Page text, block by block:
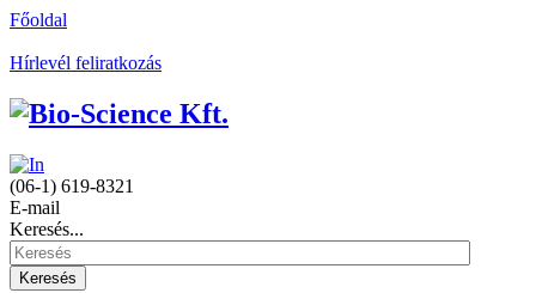
Főoldal
Hírlevél feliratkozás
(06-1) 619-8321
E-mail
Keresés...
Keresés